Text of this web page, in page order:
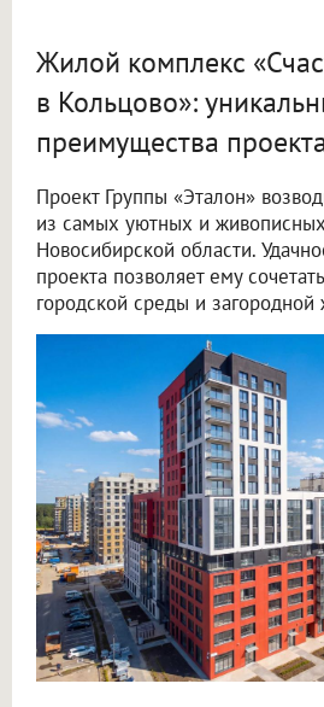
Жилой комплекс
в Кольцово»:
преимущества
Проект Группы «Эталон»
из самых уютных и
Новосибирской области.
проекта позволяет ему
городской среды и загородной